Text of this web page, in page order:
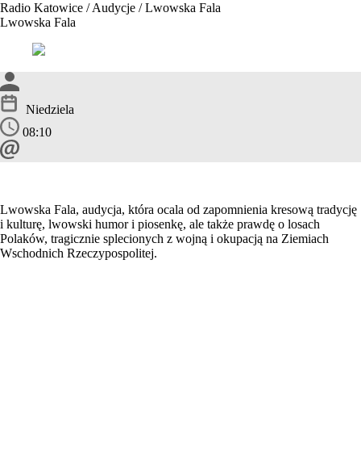
Radio Katowice / Audycje / Lwowska Fala
Lwowska Fala
Niedziela
08:10
Lwowska Fala, audycja, która ocala od zapomnienia kresową tradycję
i kulturę, lwowski humor i piosenkę, ale także prawdę o losach
Polaków, tragicznie splecionych z wojną i okupacją na Ziemiach
Wschodnich Rzeczypospolitej.